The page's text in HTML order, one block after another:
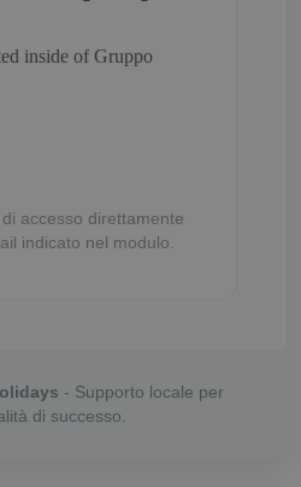
accesso direttamente
indicato nel modulo.
- Supporto locale per
di successo.